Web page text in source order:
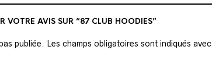
VOTRE AVIS SUR “87 CLUB HOODIES”
publiée. Les champs obligatoires sont indiqués avec